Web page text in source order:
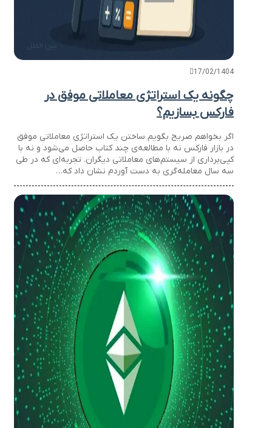
بین الملل
17/02/1404
چگونه یک استراتژی معاملاتی موفق در
فارکس بسازیم؟
اگر بخواهم صریح بگویم ساختن یک استراتژی معاملاتی موفق
در بازار فارکس نه با مطالعه‌ی چند کتاب حاصل می‌شود و نه با
کپی‌برداری از سیستم‌های معاملاتی دیگران. تجربه‌ای که در طی
سه سال معامله‌گری به دست آوردم نشان داد که…